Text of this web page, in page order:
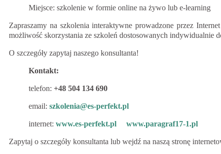
Miejsce: szkolenie w formie online na żywo lub e-learning
Zapraszamy na szkolenia interaktywne prowadzone przez
możliwość skorzystania ze szkoleń dostosowanych indywidualnie
O szczegóły zapytaj naszego konsultanta!
Kontakt:
telefon: +48 504 134 690
email: szkolenia@es-perfekt.pl
internet: www.es-perfekt.pl www.paragraf17-1.pl
Zapytaj o szczegóły konsultanta lub wejdź na naszą stronę